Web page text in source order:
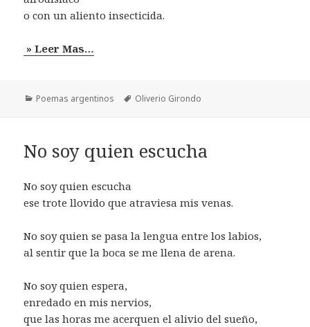
o con un aliento insecticida.
» Leer Mas…
Categorías
Poemas argentinos Etiquetas
Oliverio Girondo
No soy quien escucha
No soy quien escucha
ese trote llovido que atraviesa mis venas.
No soy quien se pasa la lengua entre los labios,
al sentir que la boca se me llena de arena.
No soy quien espera,
enredado en mis nervios,
que las horas me acerquen el alivio del sueño,